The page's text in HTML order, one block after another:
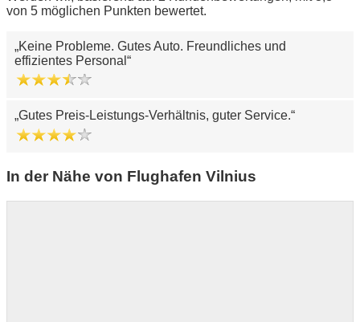
von 5 möglichen Punkten bewertet.
Keine Probleme. Gutes Auto. Freundliches und
effizientes Personal
Gutes Preis-Leistungs-Verhältnis, guter Service.
In der Nähe von Flughafen Vilnius